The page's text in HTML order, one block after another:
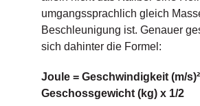
umgangssprachlich gleich
Beschleunigung ist. Genauer
sich dahinter die Formel:
Joule = Geschwindigkeit (m/
Geschossgewicht (kg) x 1/2